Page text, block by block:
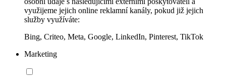
využijeme jejich online reklamní kanály, pokud již jejich
služby využíváte:
Bing, Criteo, Meta, Google, LinkedIn, Pinterest, TikTok
Marketing